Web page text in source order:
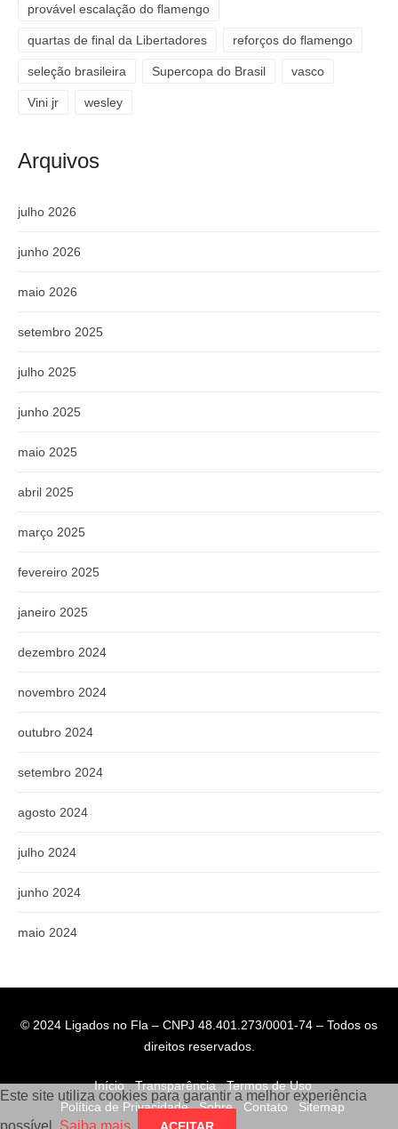
provável escalação do flamengo
quartas de final da Libertadores reforços do flamengo
seleção brasileira Supercopa do Brasil vasco
Vini jr wesley
Arquivos
julho 2026
junho 2026
maio 2026
setembro 2025
julho 2025
junho 2025
maio 2025
abril 2025
março 2025
fevereiro 2025
janeiro 2025
dezembro 2024
novembro 2024
outubro 2024
setembro 2024
agosto 2024
julho 2024
junho 2024
maio 2024
© 2024 Ligados no Fla – CNPJ 48.401.273/0001-74 – Todos os
direitos reservados.
Início Transparência
Termos de Uso
Política de Privacidade
Sobre Contato Sitemap
Este site utiliza cookies para garantir a melhor experiência
possível. Saiba mais